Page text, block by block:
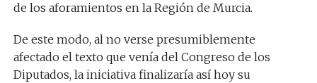
de los aforamientos en la Región de Murcia.
De este modo, al no verse presumiblemente
afectado el texto que venía del Congreso de los
Diputados, la iniciativa finalizaría así hoy su